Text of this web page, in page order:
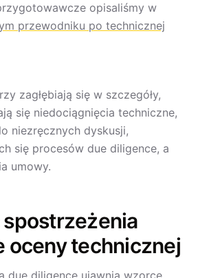
opisaliśmy w
przewodniku po technicznej
zagłębiają się w szczegóły,
się niedociągnięcia techniczne,
niezręcznych dyskusji,
się procesów due diligence, a
umowy.
oceny technicznej
due diligence ujawnia wzorce,